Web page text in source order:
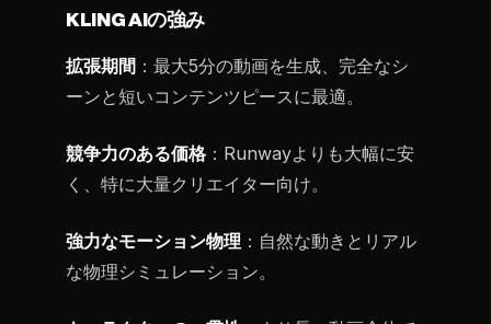
KLING AIの強み
拡張期間 ：最大5分の動画を生成、完全なシ
ーンと短いコンテンツピースに最適。
競争力のある価格：Runwayよりも大幅に安
く、特に大量クリエイター向け。
強力なモーション物理 ：自然な動きとリアル
な物理シミュレーション。